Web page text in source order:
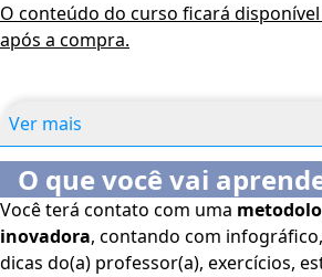
O conteúdo do curso ficará
após a compra.
Ver mais
O que você vai
Você terá contato com uma
inovadora, contando com
dicas do(a) professor(a), exercícios,